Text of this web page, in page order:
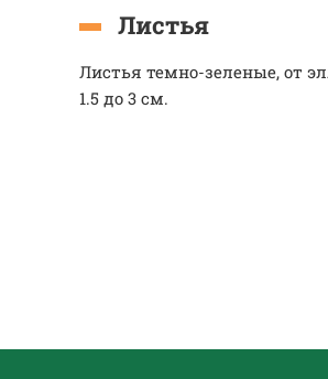
Листья
Листья темно-зеленые, от
1.5 до 3 см.